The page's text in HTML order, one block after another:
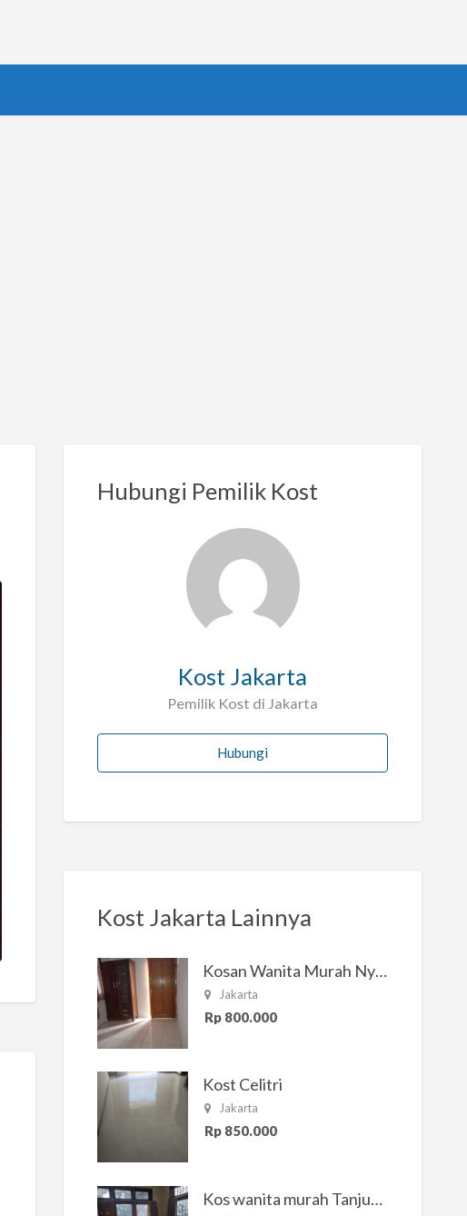
Hubungi Pemilik Kost
Kost Jakarta
Pemilik Kost di Jakarta
Hubungi
Kost Jakarta Lainnya
Kosan Wanita Murah Nyaman di Jakarta Selatan
Jakarta
Rp 800.000
Kost Celitri
Jakarta
Rp 850.000
Kos wanita murah Tanjung Duren Jakarta Barat